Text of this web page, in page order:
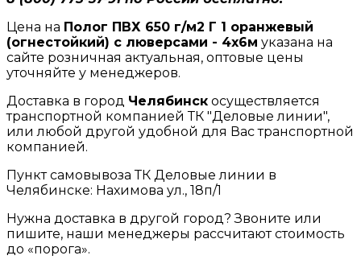
Цена на Полог ПВХ 650 г/м2 Г 1 оранжевый
(огнестойкий) с люверсами - 4x6м указана на
сайте розничная актуальная, оптовые цены
уточняйте у менеджеров.
Доставка в город Челябинск осуществляется
транспортной компанией ТК "Деловые линии",
или любой другой удобной для Вас транспортной
компанией.
Пункт самовывоза ТК Деловые линии в
Челябинске: Нахимова ул., 18п/1
Нужна доставка в другой город? Звоните или
пишите, наши менеджеры рассчитают стоимость
до «порога».